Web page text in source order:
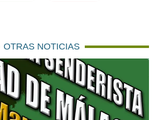
OTRAS NOTICIAS